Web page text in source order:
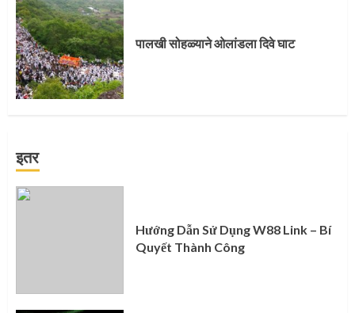
पालखी सोहळ्याने ओलांडला दिवे घाट
इतर
Hướng Dẫn Sử Dụng W88 Link – Bí
Quyết Thành Công